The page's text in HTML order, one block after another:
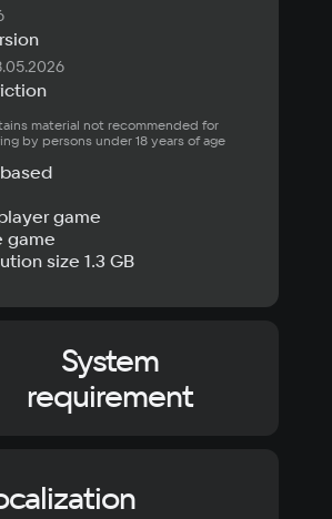
material not recommended for
by persons under 18 years of age
game
game
size 1.3 GB
System
requirement